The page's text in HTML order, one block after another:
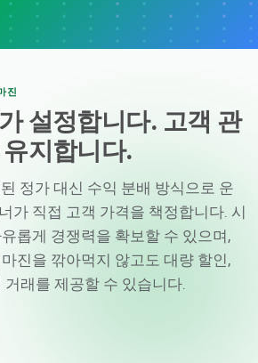
진
설정합니다. 고객 관
지합니다.
정가 대신 수익 분배 방식으로 운
가 직접 고객 가격을 책정합니다. 시
롭게 경쟁력을 확보할 수 있으며,
진을 깎아먹지 않고도 대량 할인,
래를 제공할 수 있습니다.